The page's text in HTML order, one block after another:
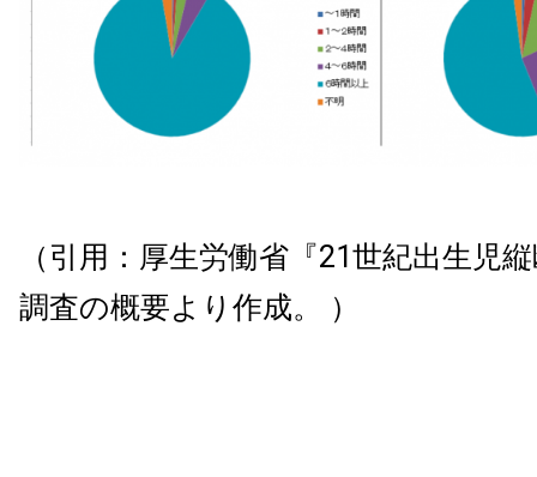
（引用：厚生労働省『21世紀出生児
調査の概要より作成。 ）